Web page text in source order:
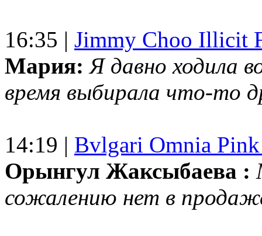
16:35 | Jimmy Choo Illicit
Мария: Я давно ходила
время выбирала что-то
14:19 | Bvlgari Omnia
Орынгул Жаксыбаева :
сожалению нет в